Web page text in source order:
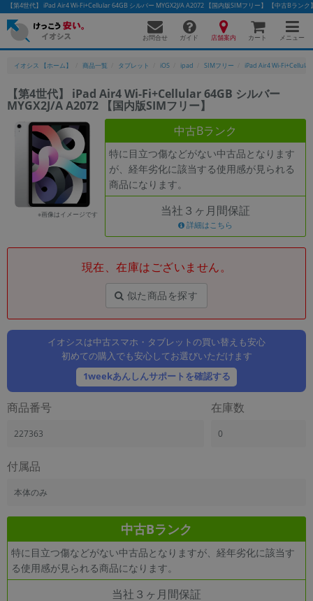
【第4世代】 iPad Air4 Wi-Fi+Cellular 64GB シルバー MYGX2J/A A2072 【国内版SIMフリー】 【中古Bラン
お問合せ ガイド 店舗案内 カート メニュー
イオシス 【ホーム】 商品一覧 タブレット iOS ipad SIMフリー iPad Air4 Wi-Fi+Cellular
【第4世代】 iPad Air4 Wi-Fi+Cellular 64GB シルバー
MYGX2J/A A2072 【国内版SIMフリー】
※画像はイメージです
中古Bランク
特に目立つ傷などがない中古品となります
が、経年劣化に該当する使用感が見られる
商品になります。
当社３ヶ月間保証
詳細はこちら
現在、在庫はございません。
似た商品を探す
イオシスは中古スマホ・タブレットの買い替えも安心
初めての購入でも安心してお選びいただけます
1weekあんしんサポートを確認する
商品番号
227363
在庫数
0
付属品
本体のみ
中古Bランク
特に目立つ傷などがない中古品となりますが、経年劣化に該当す
る使用感が見られる商品になります。
当社３ヶ月間保証
かんたんパソコン検索に切り替える
フリーワード
除外ワード
人気の検索ワード： Let's note
「スマートフォン」「タブレット」など
メーカー
製造、販売メーカーの絞り込み
機能・特徴
商品の搭載機能による絞り込み
商品状態の絞り込み
CPUの絞り込み
OS